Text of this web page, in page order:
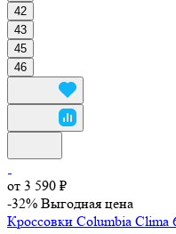
42
43
45
46
от 3 590 ₽
-32% Выгодная цена
Кроссовки Columbia